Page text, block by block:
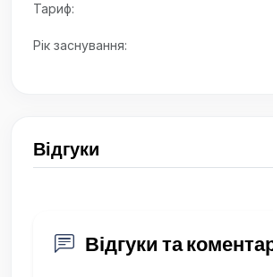
Тариф:
Рік заснування:
Відгуки
Відгуки та